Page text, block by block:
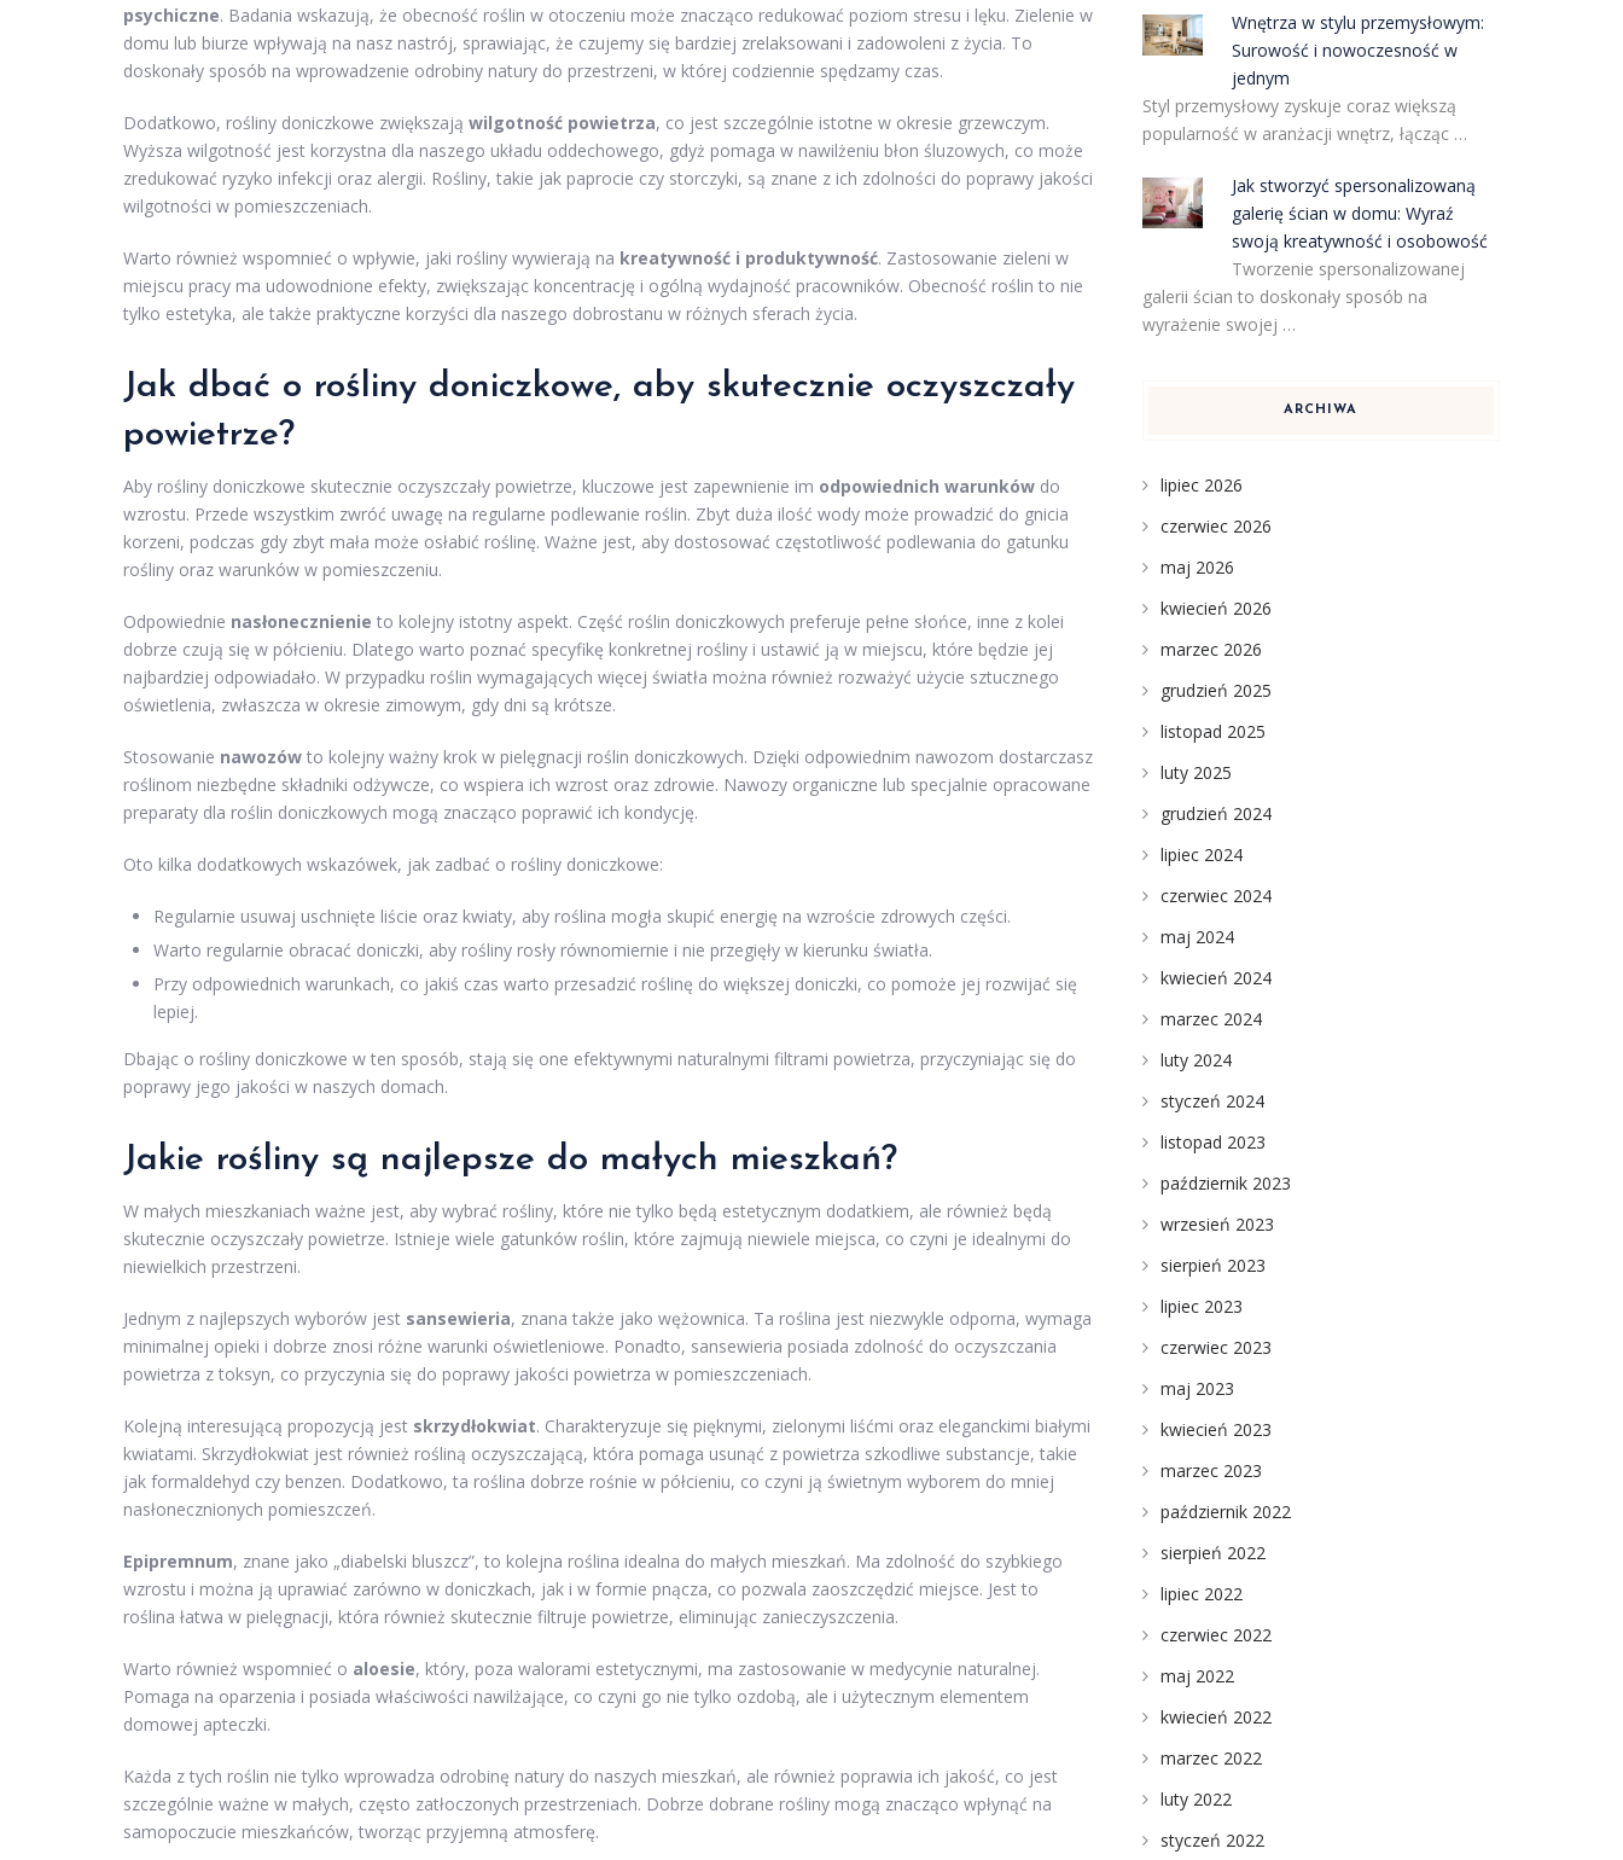
psychiczne. Badania wskazują, że obecność roślin w otoczeniu może znacząco redukować poziom stresu i lęku. Zielenie w
domu lub biurze wpływają na nasz nastrój, sprawiając, że czujemy się bardziej zrelaksowani i zadowoleni z życia. To
doskonały sposób na wprowadzenie odrobiny natury do przestrzeni, w której codziennie spędzamy czas.
Dodatkowo, rośliny doniczkowe zwiększają wilgotność powietrza, co jest szczególnie istotne w okresie grzewczym.
Wyższa wilgotność jest korzystna dla naszego układu oddechowego, gdyż pomaga w nawilżeniu błon śluzowych, co może
zredukować ryzyko infekcji oraz alergii. Rośliny, takie jak paprocie czy storczyki, są znane z ich zdolności do poprawy jakości
wilgotności w pomieszczeniach.
Warto również wspomnieć o wpływie, jaki rośliny wywierają na kreatywność i produktywność. Zastosowanie zieleni w
miejscu pracy ma udowodnione efekty, zwiększając koncentrację i ogólną wydajność pracowników. Obecność roślin to nie
tylko estetyka, ale także praktyczne korzyści dla naszego dobrostanu w różnych sferach życia.
Jak dbać o rośliny doniczkowe, aby skutecznie oczyszczały
powietrze?
Aby rośliny doniczkowe skutecznie oczyszczały powietrze, kluczowe jest zapewnienie im odpowiednich warunków do
wzrostu. Przede wszystkim zwróć uwagę na regularne podlewanie roślin. Zbyt duża ilość wody może prowadzić do gnicia
korzeni, podczas gdy zbyt mała może osłabić roślinę. Ważne jest, aby dostosować częstotliwość podlewania do gatunku
rośliny oraz warunków w pomieszczeniu.
Odpowiednie nasłonecznienie to kolejny istotny aspekt. Część roślin doniczkowych preferuje pełne słońce, inne z kolei
dobrze czują się w półcieniu. Dlatego warto poznać specyfikę konkretnej rośliny i ustawić ją w miejscu, które będzie jej
najbardziej odpowiadało. W przypadku roślin wymagających więcej światła można również rozważyć użycie sztucznego
oświetlenia, zwłaszcza w okresie zimowym, gdy dni są krótsze.
Stosowanie nawozów to kolejny ważny krok w pielęgnacji roślin doniczkowych. Dzięki odpowiednim nawozom dostarczasz
roślinom niezbędne składniki odżywcze, co wspiera ich wzrost oraz zdrowie. Nawozy organiczne lub specjalnie opracowane
preparaty dla roślin doniczkowych mogą znacząco poprawić ich kondycję.
Oto kilka dodatkowych wskazówek, jak zadbać o rośliny doniczkowe:
Regularnie usuwaj uschnięte liście oraz kwiaty, aby roślina mogła skupić energię na wzroście zdrowych części.
Warto regularnie obracać doniczki, aby rośliny rosły równomiernie i nie przegięły w kierunku światła.
Przy odpowiednich warunkach, co jakiś czas warto przesadzić roślinę do większej doniczki, co pomoże jej rozwijać się
lepiej.
Dbając o rośliny doniczkowe w ten sposób, stają się one efektywnymi naturalnymi filtrami powietrza, przyczyniając się do
poprawy jego jakości w naszych domach.
Jakie rośliny są najlepsze do małych mieszkań?
W małych mieszkaniach ważne jest, aby wybrać rośliny, które nie tylko będą estetycznym dodatkiem, ale również będą
skutecznie oczyszczały powietrze. Istnieje wiele gatunków roślin, które zajmują niewiele miejsca, co czyni je idealnymi do
niewielkich przestrzeni.
Jednym z najlepszych wyborów jest sansewieria, znana także jako wężownica. Ta roślina jest niezwykle odporna, wymaga
minimalnej opieki i dobrze znosi różne warunki oświetleniowe. Ponadto, sansewieria posiada zdolność do oczyszczania
powietrza z toksyn, co przyczynia się do poprawy jakości powietrza w pomieszczeniach.
Kolejną interesującą propozycją jest skrzydłokwiat. Charakteryzuje się pięknymi, zielonymi liśćmi oraz eleganckimi białymi
kwiatami. Skrzydłokwiat jest również rośliną oczyszczającą, która pomaga usunąć z powietrza szkodliwe substancje, takie
jak formaldehyd czy benzen. Dodatkowo, ta roślina dobrze rośnie w półcieniu, co czyni ją świetnym wyborem do mniej
nasłonecznionych pomieszczeń.
Epipremnum, znane jako „diabelski bluszcz”, to kolejna roślina idealna do małych mieszkań. Ma zdolność do szybkiego
wzrostu i można ją uprawiać zarówno w doniczkach, jak i w formie pnącza, co pozwala zaoszczędzić miejsce. Jest to
roślina łatwa w pielęgnacji, która również skutecznie filtruje powietrze, eliminując zanieczyszczenia.
Warto również wspomnieć o aloesie, który, poza walorami estetycznymi, ma zastosowanie w medycynie naturalnej.
Pomaga na oparzenia i posiada właściwości nawilżające, co czyni go nie tylko ozdobą, ale i użytecznym elementem
domowej apteczki.
Każda z tych roślin nie tylko wprowadza odrobinę natury do naszych mieszkań, ale również poprawia ich jakość, co jest
szczególnie ważne w małych, często zatłoczonych przestrzeniach. Dobrze dobrane rośliny mogą znacząco wpłynąć na
samopoczucie mieszkańców, tworząc przyjemną atmosferę.
Wnętrza w stylu przemysłowym:
Surowość i nowoczesność w
jednym
Styl przemysłowy zyskuje coraz większą
popularność w aranżacji wnętrz, łącząc …
Jak stworzyć spersonalizowaną
galerię ścian w domu: Wyraź
swoją kreatywność i osobowość
Tworzenie spersonalizowanej
galerii ścian to doskonały sposób na
wyrażenie swojej …
ARCHIWA
lipiec 2026
czerwiec 2026
maj 2026
kwiecień 2026
marzec 2026
grudzień 2025
listopad 2025
luty 2025
grudzień 2024
lipiec 2024
czerwiec 2024
maj 2024
kwiecień 2024
marzec 2024
luty 2024
styczeń 2024
listopad 2023
październik 2023
wrzesień 2023
sierpień 2023
lipiec 2023
czerwiec 2023
maj 2023
kwiecień 2023
marzec 2023
październik 2022
sierpień 2022
lipiec 2022
czerwiec 2022
maj 2022
kwiecień 2022
marzec 2022
luty 2022
styczeń 2022